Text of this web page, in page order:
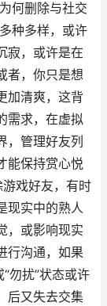
何删除与社交
种多样，或许
寂，或许是在
者，你只是想
加清爽，这背
需求，在虚拟
，管理好友列
能保持赏心悦
戏好友，有时
现实中的熟人
，或影响现实
行沟通，如果
勿扰”状态或许
后又失去交集